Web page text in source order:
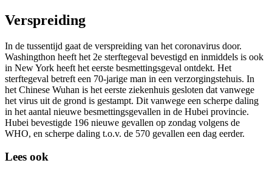
Verspreiding
In de tussentijd gaat de verspreiding van het coronavirus door.
Washingthon heeft het 2e sterftegeval bevestigd en inmiddels is ook
in New York heeft het eerste besmettingsgeval ontdekt. Het
sterftegeval betreft een 70-jarige man in een verzorgingstehuis. In
het Chinese Wuhan is het eerste ziekenhuis gesloten dat vanwege
het virus uit de grond is gestampt. Dit vanwege een scherpe daling
in het aantal nieuwe besmettingsgevallen in de Hubei provincie.
Hubei bevestigde 196 nieuwe gevallen op zondag volgens de
WHO, en scherpe daling t.o.v. de 570 gevallen een dag eerder.
Lees ook